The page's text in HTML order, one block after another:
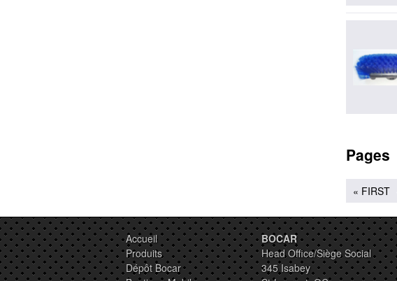
Pages
« FIRST
Accueil
Produits
Dépôt Bocar
BOCAR
Head Office/Siège Social
345 Isabey